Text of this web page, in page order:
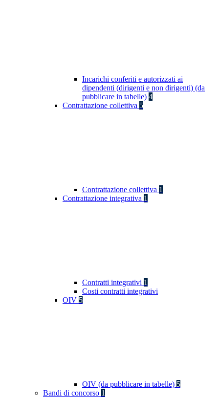
Incarichi conferiti e autorizzati ai
dipendenti (dirigenti e non dirigenti) (da
pubblicare in tabelle) 4
Contrattazione collettiva 5
Contrattazione collettiva 1
Contrattazione integrativa 1
Contratti integrativi 1
Costi contratti integrativi
OIV 5
OIV (da pubblicare in tabelle) 5
Bandi di concorso 1